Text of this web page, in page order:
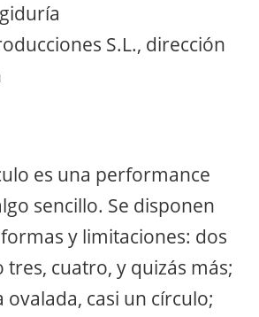
S.L., dirección
es una performance
sencillo. Se disponen
y limitaciones: dos
tres, cuatro, y quizás más;
casi un círculo;